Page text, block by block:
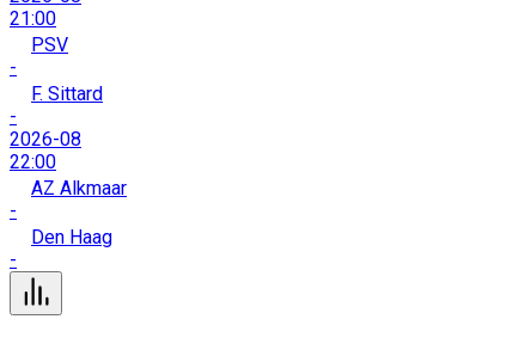
21:00
PSV
-
F. Sittard
-
2026-08
22:00
AZ Alkmaar
-
Den Haag
-